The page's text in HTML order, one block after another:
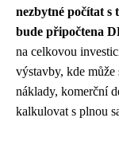
nezbytné počítat s
bude připočtena
na celkovou
výstavby, kde
náklady, komerční
kalkulovat s plnou